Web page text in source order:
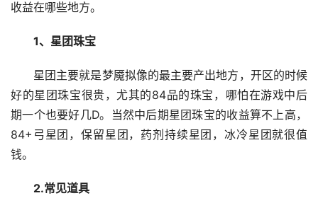
收益在哪些地方。
1、星团珠宝
星团主要就是梦魇拟像的最主要产出地方，开区的时候
好的星团珠宝很贵，尤其的84品的珠宝，哪怕在游戏中后
期一个也要好几D。当然中后期星团珠宝的收益算不上高，
84+弓星团，保留星团，药剂持续星团，冰冷星团就很值
钱。
2.常见道具